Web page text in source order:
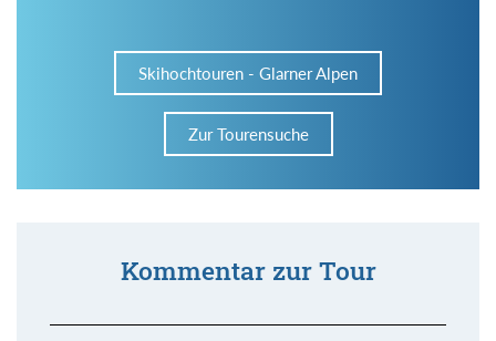
Skihochtouren - Glarner Alpen
Zur Tourensuche
Kommentar zur Tour